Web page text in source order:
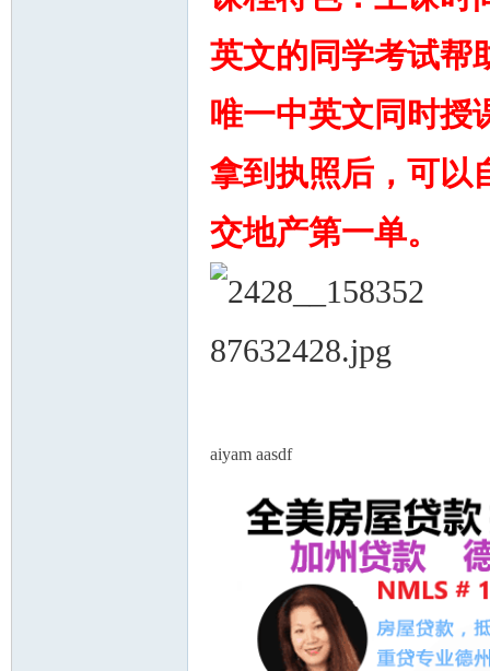
英文的同学考试
唯一中英文同时
拿到执照后，可以
交地产第一单。
aiyam aasdf